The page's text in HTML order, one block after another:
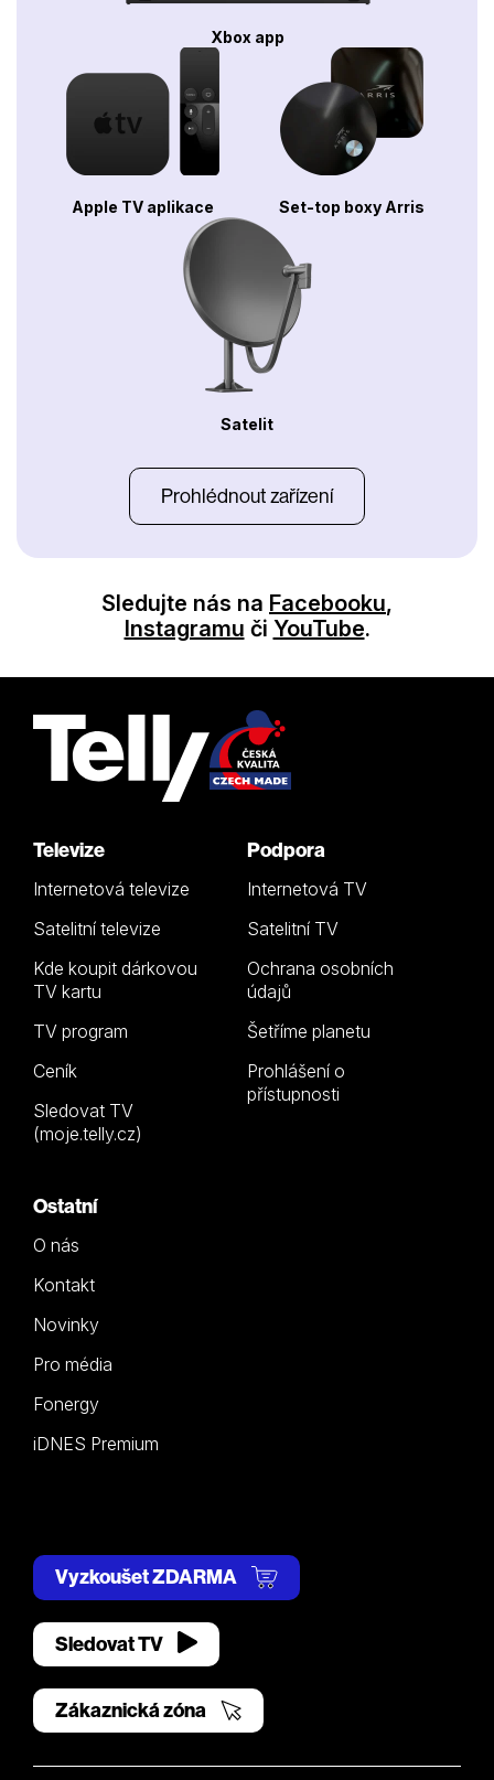
Xbox app
Apple TV aplikace Set-top boxy Arris
Satelit
Prohlédnout zařízení
Sledujte nás na Facebooku,
Instagramu či YouTube.
Televize
Internetová televize
Satelitní televize
Kde koupit dárkovou
TV kartu
TV program
Ceník
Sledovat TV
(moje.telly.cz)
Podpora
Internetová TV
Satelitní TV
Ochrana osobních
údajů
Šetříme planetu
Prohlášení o
přístupnosti
Ostatní
O nás
Kontakt
Novinky
Pro média
Fonergy
iDNES Premium
Vyzkoušet ZDARMA
Sledovat TV
Zákaznická zóna